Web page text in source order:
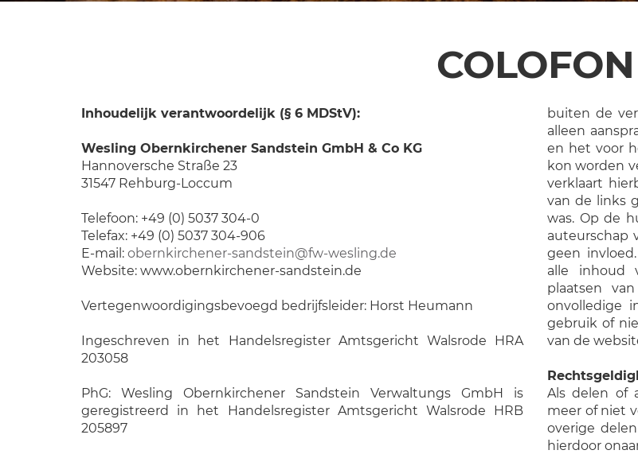
COLOFON
Inhoudelijk verantwoordelijk (§ 6 MDStV):
Wesling Obernkirchener Sandstein GmbH & Co KG
Hannoversche Straße 23
31547 Rehburg-Loccum
Telefoon: +49 (0) 5037 304-0
Telefax: +49 (0) 5037 304-906
E-mail: obernkirchener-sandstein@fw-wesling.de
Website: www.obernkirchener-sandstein.de
Vertegenwoordigingsbevoegd bedrijfsleider: Horst Heumann
Ingeschreven in het Handelsregister Amtsgericht Walsrode HRA
203058
PhG: Wesling Obernkirchener Sandstein Verwaltungs GmbH is
geregistreerd in het Handelsregister Amtsgericht Walsrode HRB
205897
buiten de
alleen
en het voor
kon worden
verklaart
van de links
was. Op de
auteurschap
geen
alle inhoud
plaatsen
onvolledige
gebruik of
van de
Als delen of
meer of niet
overige
hierdoor